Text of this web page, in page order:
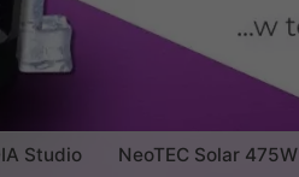
Studio NeoTEC Solar 475W